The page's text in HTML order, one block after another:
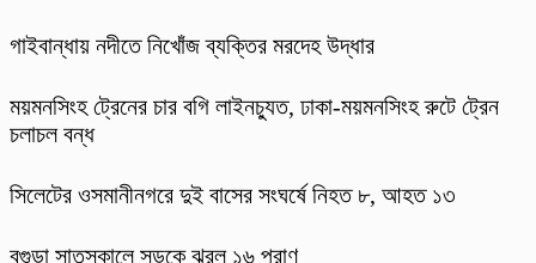
গাইবান্ধায় নদীতে নিখোঁজ ব্যক্তির মরদেহ উদ্ধার
ময়মনসিংহ ট্রেনের চার বগি লাইনচ্যুত, ঢাকা-ময়মনসিংহ রুটে ট্রেন
চলাচল বন্ধ
সিলেটের ওসমানীনগরে দুই বাসের সংঘর্ষে নিহত ৮, আহত ১৩
বগুড়া সাতসকালে সড়কে ঝরল ১৬ প্রাণ